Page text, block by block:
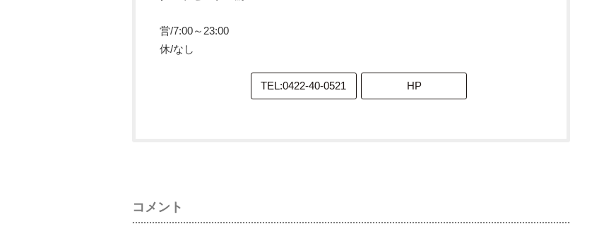
営/7:00～23:00
休/なし
TEL:0422-40-0521 HP
コメント